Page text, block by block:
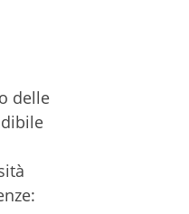
delle